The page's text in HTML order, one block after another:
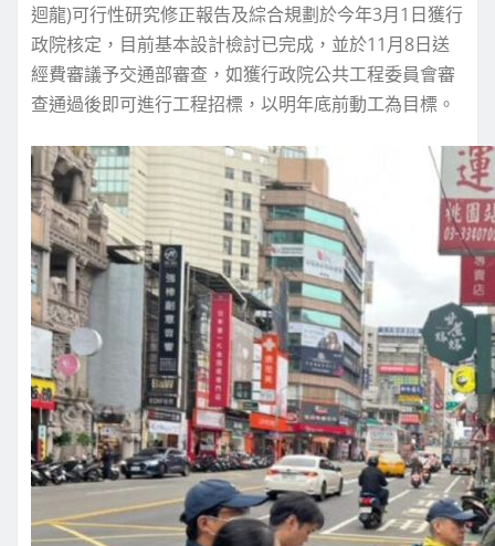
迴龍)可行性研究修正報告及綜合規劃於今年3月1日獲行
政院核定，目前基本設計檢討已完成，並於11月8日送
經費審議予交通部審查，如獲行政院公共工程委員會審
查通過後即可進行工程招標，以明年底前動工為目標。